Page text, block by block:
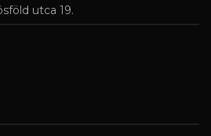
utca 19.